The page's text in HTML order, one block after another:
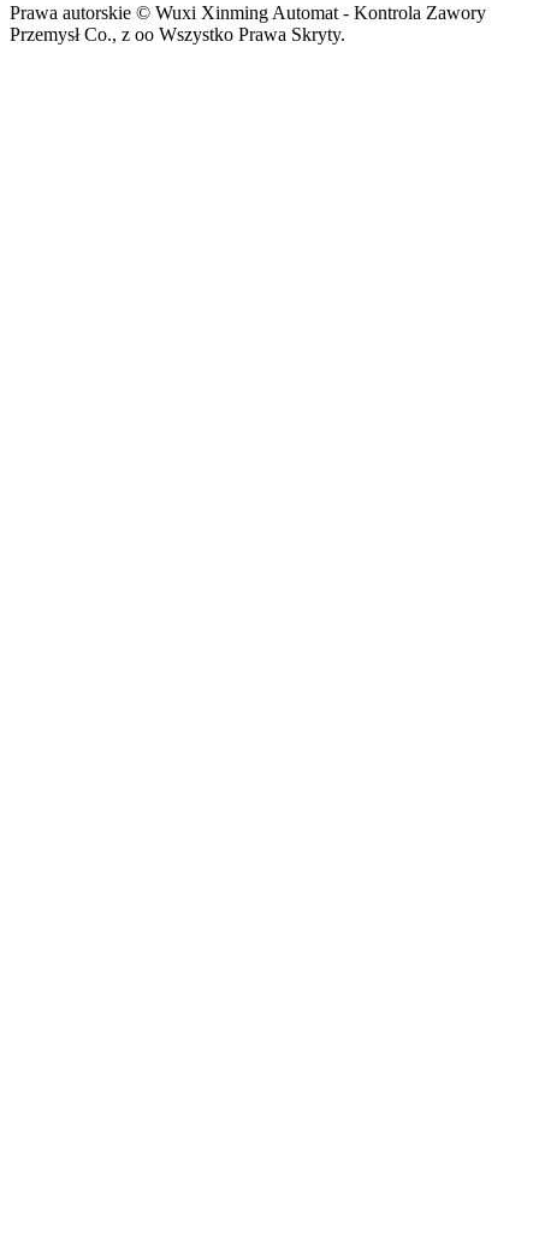
Prawa autorskie © Wuxi Xinming Automat - Kontrola Zawory
Przemysł Co., z oo Wszystko Prawa Skryty.